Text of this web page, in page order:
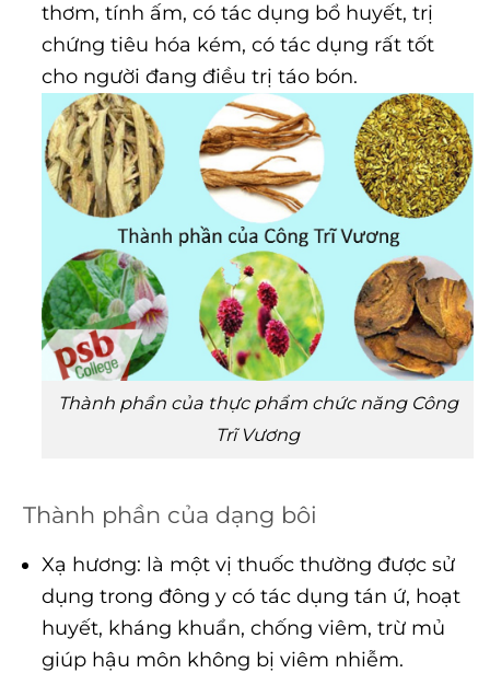
thơm, tính ấm, có tác dụng bổ huyết, trị
chứng tiêu hóa kém, có tác dụng rất tốt
cho người đang điều trị táo bón.
Thành phần của thực phẩm chức năng Công
Trĩ Vương
Thành phần của dạng bôi
Xạ hương: là một vị thuốc thường được sử
dụng trong đông y có tác dụng tán ứ, hoạt
huyết, kháng khuẩn, chống viêm, trừ mủ
giúp hậu môn không bị viêm nhiễm.